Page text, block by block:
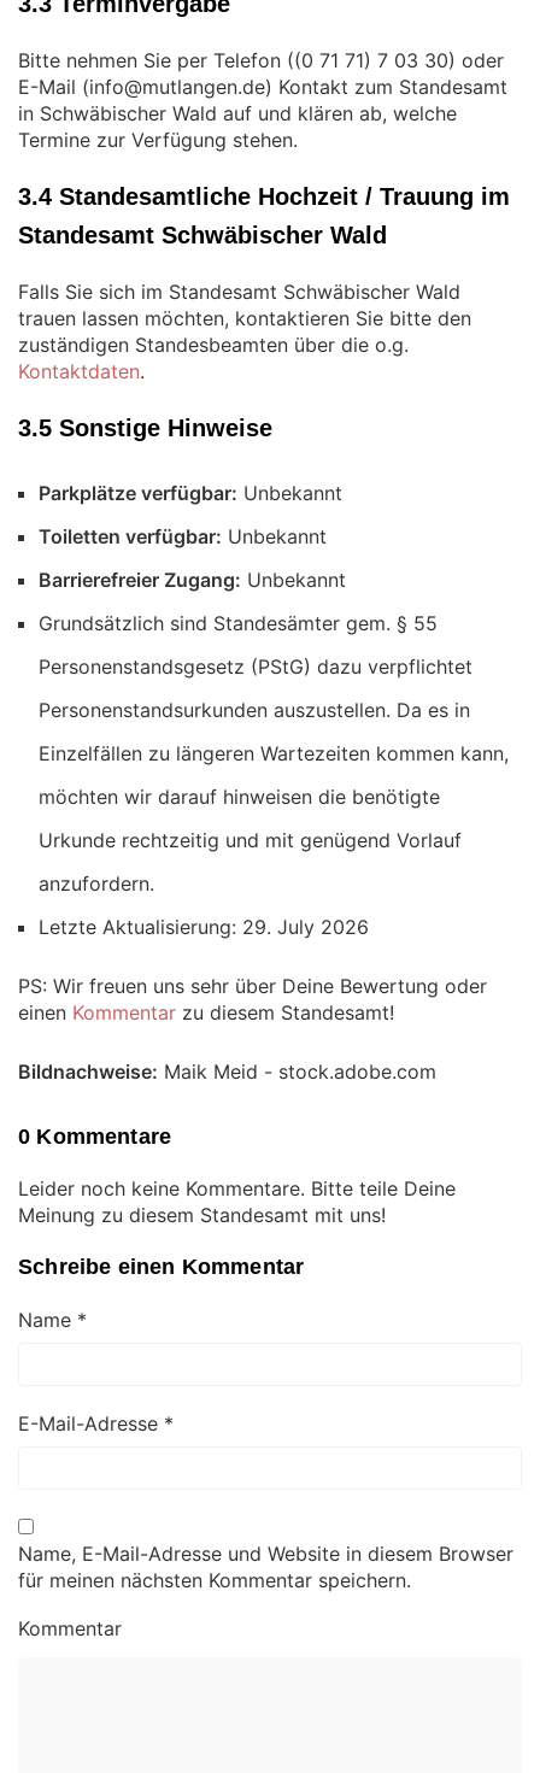
Bitte nehmen Sie per Telefon (
) oder
E-Mail (
) Kontakt zum Standesamt
in Schwäbischer Wald auf und klären ab, welche
Termine zur Verfügung stehen.
3.4 Standesamtliche Hochzeit / Trauung im
Standesamt Schwäbischer Wald
Falls Sie sich im Standesamt Schwäbischer Wald
trauen lassen möchten, kontaktieren Sie bitte den
zuständigen Standesbeamten über die o.g.
Kontaktdaten.
3.5 Sonstige Hinweise
Parkplätze verfügbar: Unbekannt
Toiletten verfügbar: Unbekannt
Barrierefreier Zugang: Unbekannt
Grundsätzlich sind Standesämter gem. § 55
Personenstandsgesetz (PStG) dazu verpflichtet
Personenstandsurkunden auszustellen. Da es in
Einzelfällen zu längeren Wartezeiten kommen kann,
möchten wir darauf hinweisen die benötigte
Urkunde rechtzeitig und mit genügend Vorlauf
anzufordern.
Letzte Aktualisierung: 29. July 2026
PS: Wir freuen uns sehr über Deine Bewertung oder
einen Kommentar zu diesem Standesamt!
Bildnachweise: Maik Meid - stock.adobe.com
0 Kommentare
Leider noch keine Kommentare. Bitte teile Deine
Meinung zu diesem Standesamt mit uns!
Schreibe einen Kommentar
Name *
E-Mail-Adresse *
Name, E-Mail-Adresse und Website in diesem Browser
für meinen nächsten Kommentar speichern.
Kommentar